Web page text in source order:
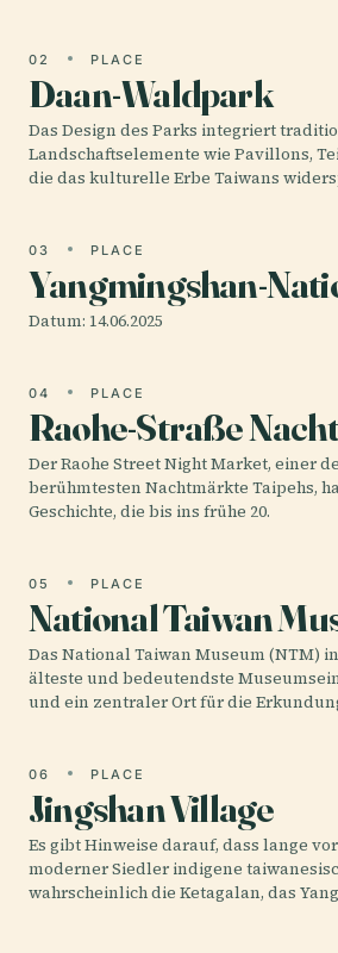
02 PLACE
Daan-Waldpark
Das Design des Parks integriert
Landschaftselemente wie Pavillons,
die das kulturelle Erbe Taiwans
03 PLACE
Yangmingshan-
Datum: 14.06.2025
04 PLACE
Raohe-Straße
Der Raohe Street Night Market, einer
berühmtesten Nachtmärkte Taipehs,
Geschichte, die bis ins frühe 20.
05 PLACE
National Taiwan
Das National Taiwan Museum (NTM)
älteste und bedeutendste
und ein zentraler Ort für die
06 PLACE
Jingshan Village
Es gibt Hinweise darauf, dass lange
moderner Siedler indigene
wahrscheinlich die Ketagalan, das